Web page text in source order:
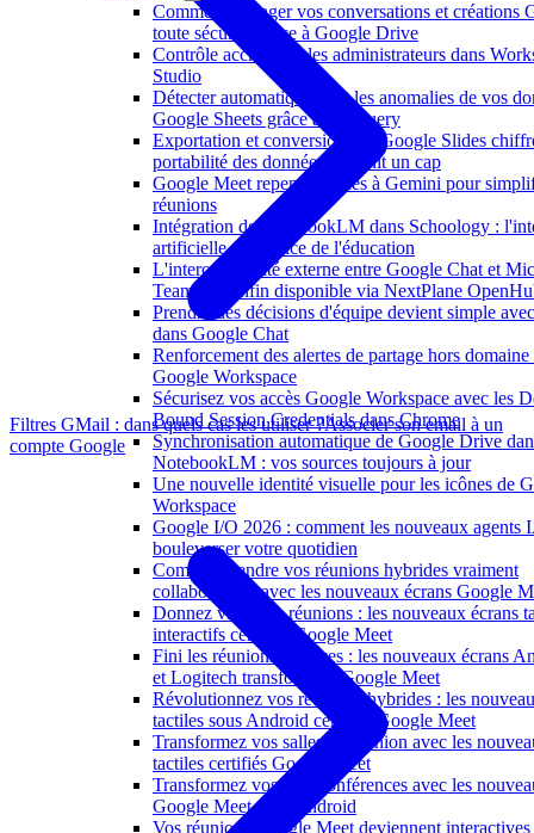
Comment partager vos conversations et créations
toute sécurité grâce à Google Drive
Contrôle accru pour les administrateurs dans
Studio
Détecter automatiquement les anomalies de vos
Google Sheets grâce à BigQuery
Exportation et conversion des Google Slides
portabilité des données franchit un cap
Google Meet repense l'accès à Gemini pour
réunions
Intégration de NotebookLM dans Schoology :
artificielle au service de l'éducation
L'interopérabilité externe entre Google Chat et
Teams est enfin disponible via NextPlane
Prendre des décisions d'équipe devient simple
dans Google Chat
Renforcement des alertes de partage hors domaine
Google Workspace
Sécurisez vos accès Google Workspace avec les
Bound Session Credentials dans Chrome
Synchronisation automatique de Google Drive
NotebookLM : vos sources toujours à jour
Une nouvelle identité visuelle pour les icônes de
Workspace
Google I/O 2026 : comment les nouveaux agents
bouleverser votre quotidien
Comment rendre vos réunions hybrides vraiment
collaboratives avec les nouveaux écrans Google
Donnez vie à vos réunions : les nouveaux écrans
interactifs certifiés Google Meet
Fini les réunions passives : les nouveaux écrans
et Logitech transforment Google Meet
Révolutionnez vos réunions hybrides : les
tactiles sous Android certifiés Google Meet
Transformez vos salles de réunion avec les
tactiles certifiés Google Meet
Transformez vos visioconférences avec les
Google Meet sous Android
Vos réunions Google Meet deviennent interactives
Filtres GMail : dans quels cas les utiliser ?Associer son email à un
compte Google